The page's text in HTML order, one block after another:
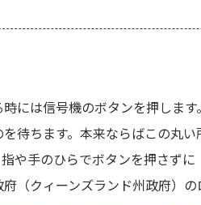
には信号機のボタンを押しま
待ちます。本来ならばこの丸
指や手のひらでボタンを押さず
（クィーンズランド州政府）